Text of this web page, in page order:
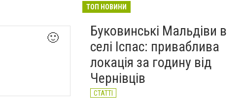
🙂
НОВИНИ
Куля зупинилася за
сантиметр від аорти: у
Чернівцях врятували 35-
річного чоловіка (ФОТО)
НОВИНИ
15:28
Вчора
ТОП НОВИНИ
Буковинські Мальдіви в
селі Іспас: приваблива
локація за годину від
Чернівців
СТАТТІ